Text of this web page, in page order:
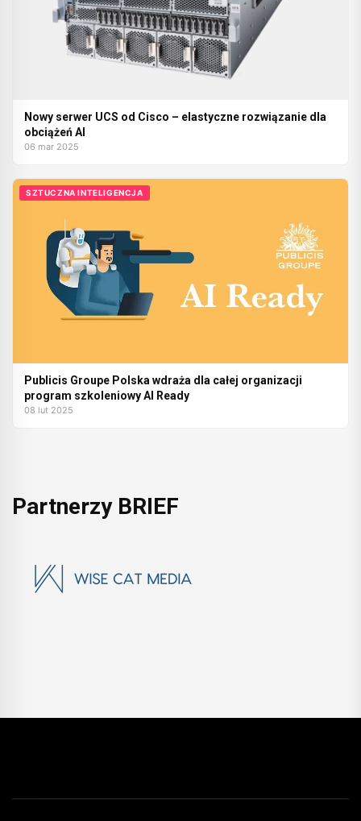
Nowy serwer UCS od Cisco – elastyczne rozwiązanie dla
obciążeń AI
06 mar 2025
SZTUCZNA INTELIGENCJA
Publicis Groupe Polska wdraża dla całej organizacji
program szkoleniowy AI Ready
08 lut 2025
Partnerzy BRIEF